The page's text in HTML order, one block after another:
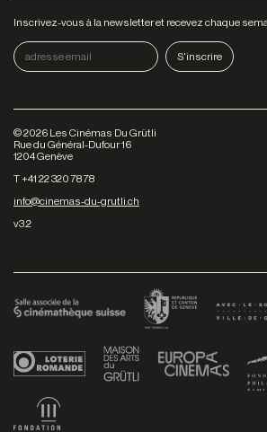
Inscrivez-vous à la newsletter et recevez chaque
©2026 Les Cinémas Du Grütli
Rue du Général-Dufour 16
1204 Genève
T +41 22 320 78 78
info@cinemas-du-grutli.ch
v3.2